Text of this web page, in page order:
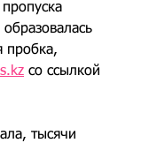
пробка,
со ссылкой
тысячи